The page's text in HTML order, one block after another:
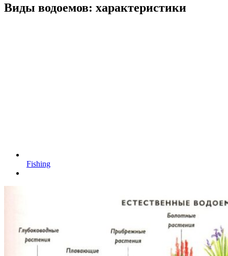
Виды водоемов: характеристики
Fishing